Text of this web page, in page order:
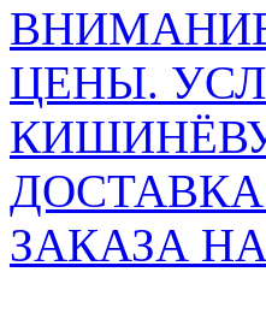
ЦЕНЫ.
ЗАКАЗА